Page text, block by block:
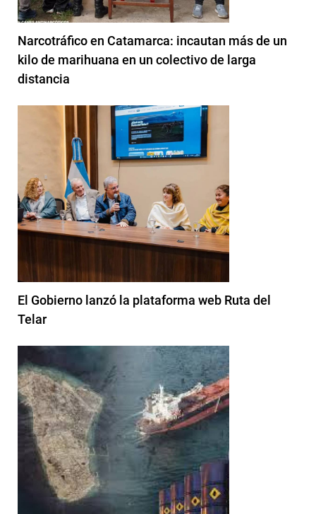
Narcotráfico en Catamarca: incautan más de un
kilo de marihuana en un colectivo de larga
distancia
El Gobierno lanzó la plataforma web Ruta del
Telar